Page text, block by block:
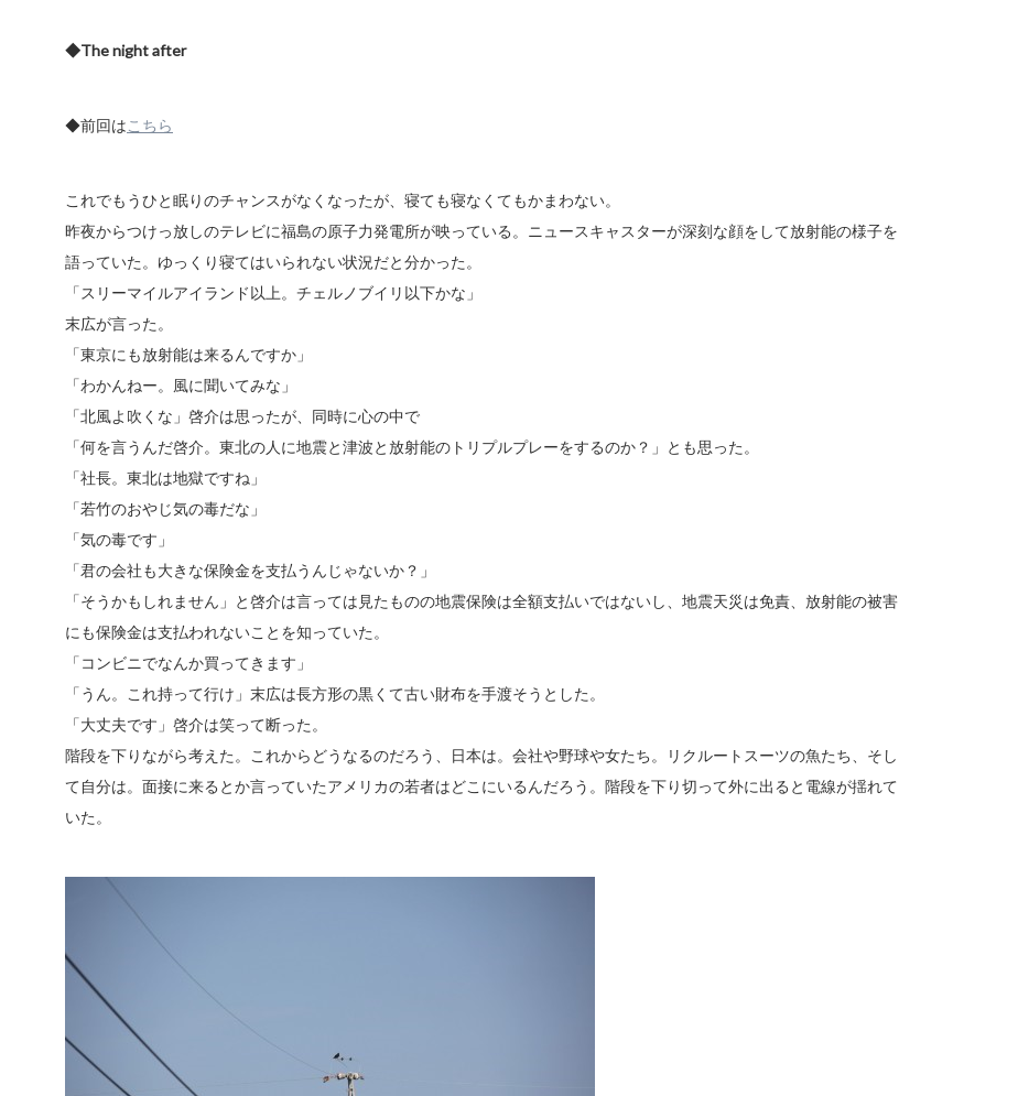
◆The night after
◆前回はこちら
これでもうひと眠りのチャンスがなくなったが、寝ても寝なくてもかまわない。
昨夜からつけっ放しのテレビに福島の原子力発電所が映っている。ニュースキャスターが深刻な顔をして放射能の様子を
語っていた。ゆっくり寝てはいられない状況だと分かった。
「スリーマイルアイランド以上。チェルノブイリ以下かな」
末広が言った。
「東京にも放射能は来るんですか」
「わかんねー。風に聞いてみな」
「北風よ吹くな」啓介は思ったが、同時に心の中で
「何を言うんだ啓介。東北の人に地震と津波と放射能のトリプルプレーをするのか？」とも思った。
「社長。東北は地獄ですね」
「若竹のおやじ気の毒だな」
「気の毒です」
「君の会社も大きな保険金を支払うんじゃないか？」
「そうかもしれません」と啓介は言っては見たものの地震保険は全額支払いではないし、地震天災は免責、放射能の被害
にも保険金は支払われないことを知っていた。
「コンビニでなんか買ってきます」
「うん。これ持って行け」末広は長方形の黒くて古い財布を手渡そうとした。
「大丈夫です」啓介は笑って断った。
階段を下りながら考えた。これからどうなるのだろう、日本は。会社や野球や女たち。リクルートスーツの魚たち、そし
て自分は。面接に来るとか言っていたアメリカの若者はどこにいるんだろう。階段を下り切って外に出ると電線が揺れて
いた。